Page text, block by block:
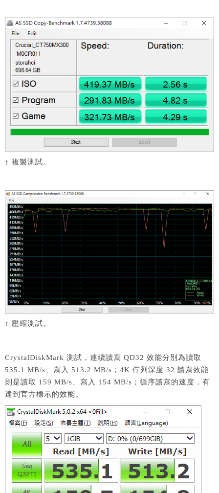
↑ 複製測試。
↑ 壓縮測試。
CrystalDiskMark 測試，連續讀寫 QD32 效能分別為讀取
535.1 MB/s、寫入 513.2 MB/s；4K 佇列深度 32 讀寫效能
則是讀取 159 MB/s、寫入 154 MB/s；循序讀寫的速度，有
達到官方標示的效能。